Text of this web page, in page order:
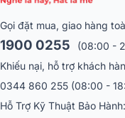
Loa nghe nhạc
Sonus
đảm bảo âm thanh không
khi xuống mức tần số thấp
Gọi đặt mua, giao hàng
1900 0255
(08:00 -
Khiếu nại, hỗ trợ khách
0344 860 255 (08:00 -
Hỗ Trợ Kỹ Thuật Bảo Hành: